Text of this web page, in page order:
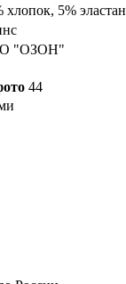
хлопок, 5% эластан
"ОЗОН"
44